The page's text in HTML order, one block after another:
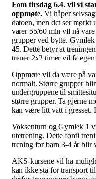
Fom tirsdag 6.4. vil vi
oppmøte. Vi håper
datoen, men det ser
varer 55/60 min vil nå
grupper ved bytte.
45. Dette betyr at
trener 2x2 timer vil få
Oppmøte vil da være på
normalt. Større grupper
undergruppene til
større grupper. Ta gjerne
kan være litt vått i gresset.
Voksenturn og Gymlek 1
utetrening. Dette fordi
trening for barn 3-4 år blir
AKS-kursene vil ha
kan ikke stå for transport